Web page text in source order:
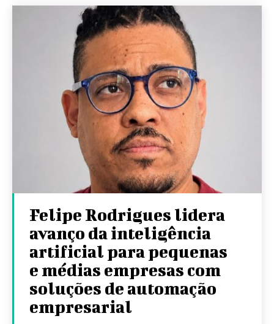
Felipe Rodrigues lidera
avanço da inteligência
artificial para pequenas
e médias empresas com
soluções de automação
empresarial